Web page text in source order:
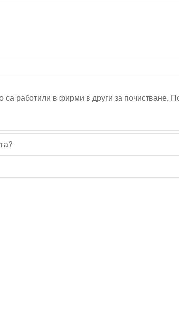
работили в фирми в други за почистване.